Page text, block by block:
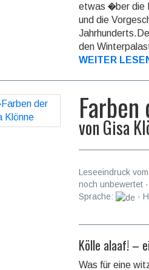
etwas �ber die
und die
den
WEITER
vonGisa
Leseeindruck
noch unbewertet
Sprache:
·
Kölle alaaf! –
Was für eine